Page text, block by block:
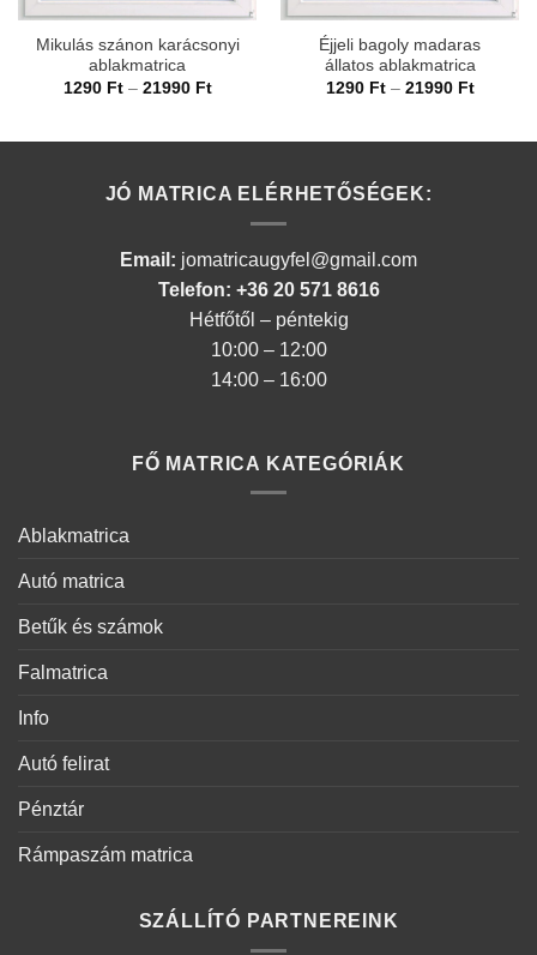
Mikulás szánon karácsonyi
ablakmatrica
1290 Ft – 21990 FtÁrtartomány:
Éjjeli bagoly madaras
állatos ablakmatrica
1290 Ft – 21990 Ft
JÓ MATRICA ELÉRHETŐSÉGEK:
Email: jomatricaugyfel@gmail.com
Telefon: +36 20 571 8616
Hétfőtől – péntekig
10:00 – 12:00
14:00 – 16:00
FŐ MATRICA KATEGÓRIÁK
Ablakmatrica
Autó matrica
Betűk és számok
Falmatrica
Info
Autó felirat
Pénztár
Rámpaszám matrica
SZÁLLÍTÓ PARTNEREINK